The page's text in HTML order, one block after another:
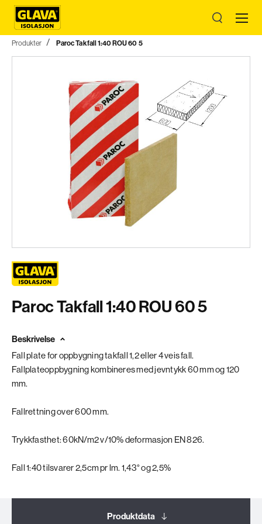
Produkter Paroc Takfall 1:40 ROU 60 5
Paroc Takfall 1:40 ROU 60 5
Beskrivelse
Fall plate for oppbygning takfall 1,2 eller 4 veis fall.
Fallplateoppbygning kombineres med jevntykk 60 mm og 120
mm.
Fallrettning over 600 mm.
Trykkfasthet: 60kN/m2 v/10% deformasjon EN 826.
Fall 1:40 tilsvarer 2,5cm pr lm. 1,43° og 2,5%
Produktdata